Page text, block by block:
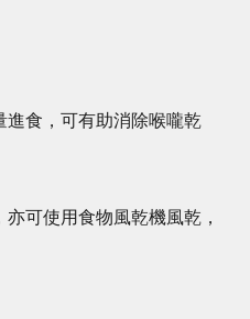
食，可有助消除喉嚨乾
可使用食物風乾機風乾，